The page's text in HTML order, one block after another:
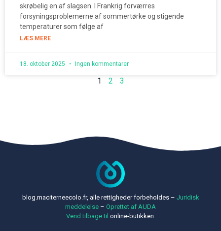
skrøbelig en af slagsen. I Frankrig forværres
forsyningsproblemerne af sommertørke og stigende
temperaturer som følge af
LÆS MERE
18. oktober 2025 Ingen kommentarer
1 2 3
blog.maciterneecolo.fr, alle rettigheder forbeholdes – Juridisk
meddelelse – Oprettet af AUDA
Vend tilbage til online-butikken.